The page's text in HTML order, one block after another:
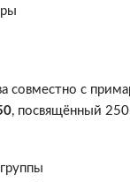
с
, посвящённый